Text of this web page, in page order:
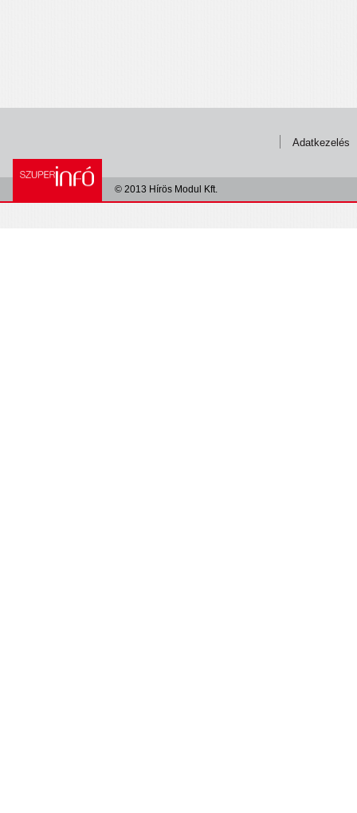
Adatkezelés
© 2013 Hírös Modul Kft.